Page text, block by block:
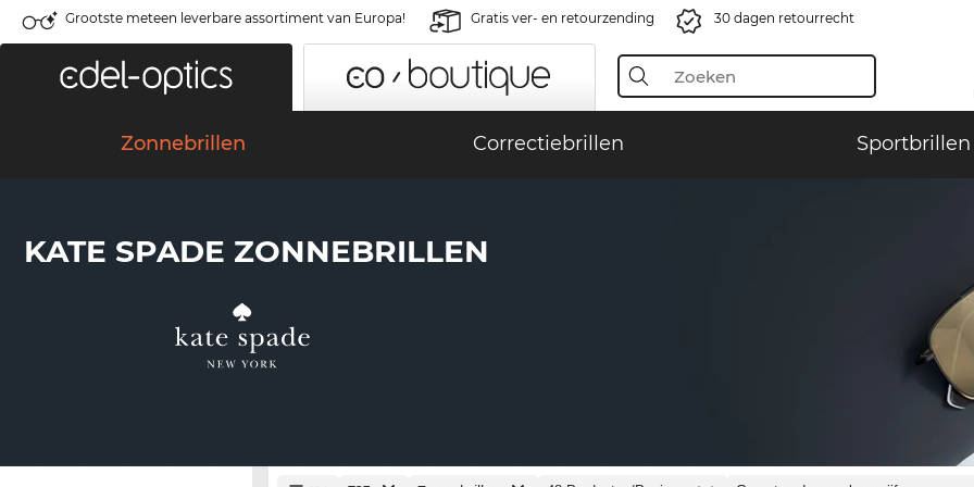
Grootste meteen leverbare assortiment van Europa! Gratis ver- en retourzending 30 dagen retourrecht
Zonnebrillen Correctiebrillen Sportbrillen
KATE SPADE ZONNEBRILLEN